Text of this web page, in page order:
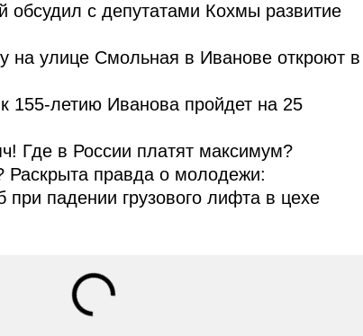
обсудил с депутатами Кохмы развитие
на улице Смольная в Иванове откроют в
155-летию Иванова пройдет на 25
Где в России платят максимум?
правда о молодежи:
падении грузового лифта в цехе